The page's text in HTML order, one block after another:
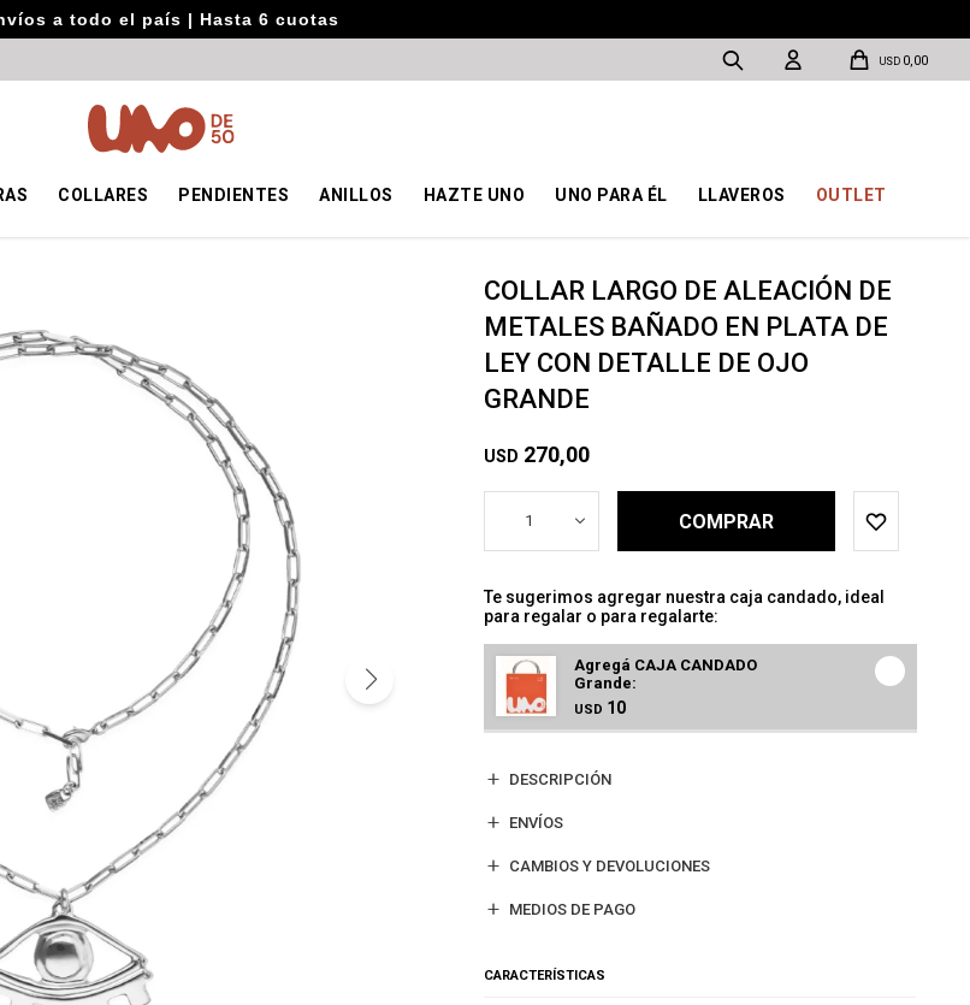
a todo el país | Hasta 6 cuotas
COLLARES PENDIENTES ANILLOS HAZTE UNO UNO PARA ÉL LLAVEROS OUTLET
USD 0,00
COLLAR LARGO DE ALEACIÓN DE
METALES BAÑADO EN PLATA DE
LEY CON DETALLE DE OJO
GRANDE
USD 270,00
1 COMPRAR
Te sugerimos agregar nuestra caja candado, ideal
para regalar o para regalarte:
Agregá CAJA CANDADO
Grande:
USD 10
DESCRIPCIÓN
ENVÍOS
CAMBIOS Y DEVOLUCIONES
MEDIOS DE PAGO
CARACTERÍSTICAS